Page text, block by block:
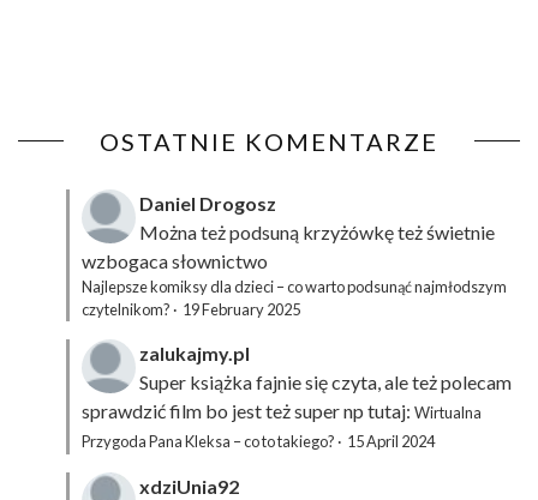
OSTATNIE KOMENTARZE
Daniel Drogosz
Można też podsuną krzyżówkęteż świetnie
wzbogaca słownictwo
Najlepsze komiksy dla dzieci – co warto podsunąć najmłodszym
czytelnikom? · 19 February 2025
zalukajmy.pl
Super książka fajnie się czyta, ale też polecam
sprawdzić film bo jest też super np tutaj: Wirtualna
Przygoda Pana Kleksa – co to takiego? · 15 April 2024
xdziUnia92